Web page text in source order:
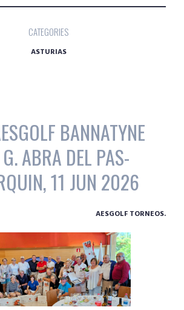
CATEGORIES
ASTURIAS
BANNATYNE
ABRA DEL PAS-
11 JUN 2026
AESGOLF TORNEOS.